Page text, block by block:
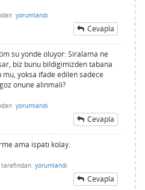
yorumlandı
Cevapla
su yonde oluyor: Siralama ne
biz bunu bildigimizden tabana
yoksa ifade edilen sadece
onune alinmali?
yorumlandı
Cevapla
ama ispatı kolay.
tarafından yorumlandı
Cevapla